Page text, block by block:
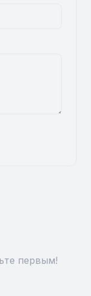
первым!